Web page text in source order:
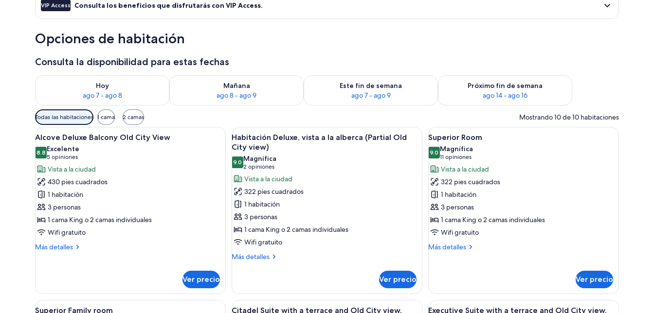
VIP Access Consulta los beneficios que disfrutarás con VIP Access.
Opciones de habitación
Consulta la disponibilidad para estas fechas
Hoy
ago 7 - ago 8
Consulta la disponibilidad para hoy ago 7 - ago 8
Mañana
ago 8 - ago 9
Consulta la disponibilidad para mañana ago 8 - ago 9
Este fin de semana
ago 7 - ago 9
Consulta la disponibilidad para este fin de semana ago 7 - ago 9
Próximo fin de semana
ago 14 - ago 16
Consulta la disponibilidad para el próximo fin de semana ago
Filtros
disponibles
para
las
habitaciones
Todas las habitaciones 1 cama 2 camas Mostrando 10 de 10 habitaciones
Abrir
todas
las
fotos
de
Alcove
Deluxe
Balcony
Old
City
View
Habitación de hotel con balcón, sofá, sillón, escritorio y mesa de centro.
4
Alcove Deluxe Balcony Old City View
8.88.8 de 10
Excelente
5 opiniones
(5
opiniones)
Vista a la ciudad
430 pies cuadrados
1 habitación
3 personas
1 cama King o 2 camas individuales
Wifi gratuito
Más detalles
Más
Balcony
Old
City
Ver precio
Abrir
todas
las
fotos
de
Habitación
Deluxe,
vista
a
la
alberca
(Partial
view)
Habitación de hotel con una cama grande, televisión, escritorio con silla y balcón con cortinas.
3
Habitación Deluxe, vista a la alberca (Partial Old
City view)
9.09.0 de 10
Magnífica
2 opiniones
(2
opiniones)
Vista a la ciudad
322 pies cuadrados
1 habitación
3 personas
1 cama King o 2 camas individuales
Wifi gratuito
Más detalles
Más
Deluxe,
vista
a
Ver precio
Abrir
todas
las
fotos
de
Superior
Room
Una habitación de hotel con una cama,
3
Superior Room
9.09.0 de 10
Magnífica
11 opiniones
(11
opiniones)
Vista a la ciudad
322 pies cuadrados
1 habitación
3 personas
1 cama King o 2 camas individuales
Wifi gratuito
Más detalles
Más
Ver precio
Abrir
Una habitación de hotel con una cama, mesitas de noche, un escritorio, una silla y un televisor.
6
Superior Family room
Abrir
Habitación de hotel con cama, sofá, televisor, balcón con vistas y una mesa con lámpara y planta.
4
Citadel Suite with a terrace and Old City view.
Abrir
Una sala de estar moderna con un sofá de
5
Executive Suite with a terrace and Old City view.